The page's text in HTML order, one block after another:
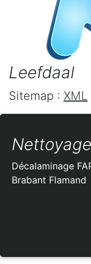
Leefdaal
Sitemap : XML
Décalaminage
Brabant Flamand